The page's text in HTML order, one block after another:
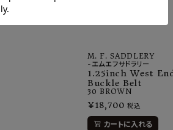
M. F. SADDLERY
-エムエフサドラリー
1.25inch West
Buckle Belt
30 BROWN
¥18,700 税込
カートに入れる